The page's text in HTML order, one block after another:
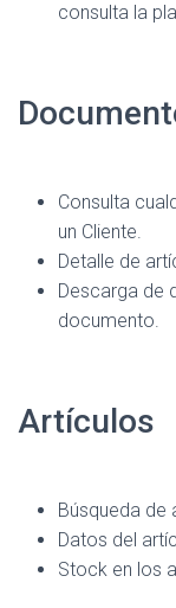
consulta la
Consulta
un Cliente.
Detalle de
Descarga de
documento.
Artículos
Búsqueda de
Datos del
Stock en los